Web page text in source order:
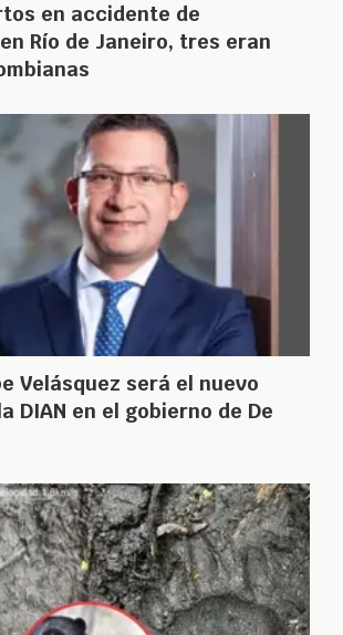
en accidente de
Río de Janeiro, tres eran
Velásquez será el nuevo
DIAN en el gobierno de De